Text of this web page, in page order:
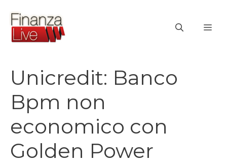
contenuto
Unicredit: Banco
Bpm non
economico con
Golden Power